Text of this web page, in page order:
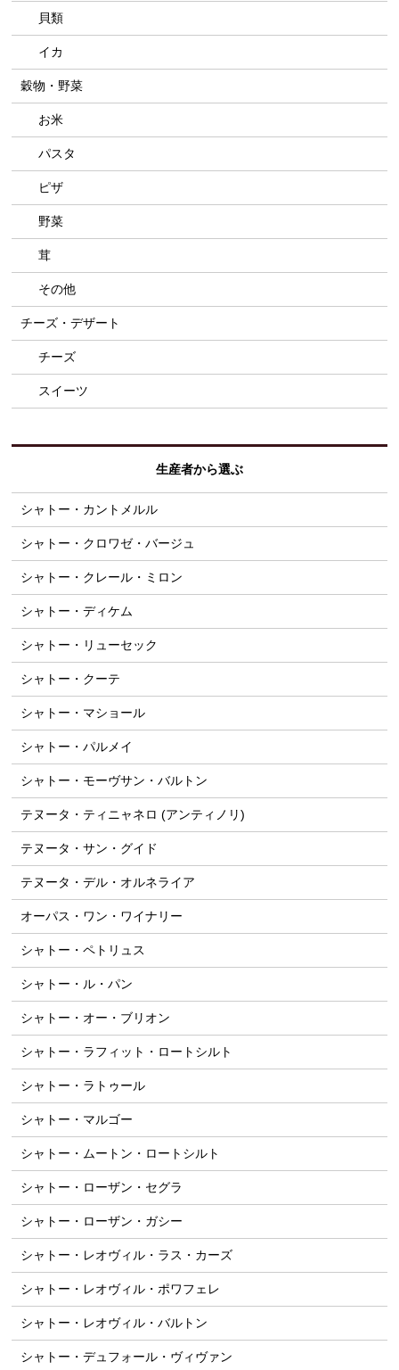
貝類
イカ
穀物・野菜
お米
パスタ
ピザ
野菜
茸
その他
チーズ・デザート
チーズ
スイーツ
生産者から選ぶ
シャトー・カントメルル
シャトー・クロワゼ・バージュ
シャトー・クレール・ミロン
シャトー・ディケム
シャトー・リューセック
シャトー・クーテ
シャトー・マショール
シャトー・パルメイ
シャトー・モーヴサン・バルトン
テヌータ・ティニャネロ (アンティノリ)
テヌータ・サン・グイド
テヌータ・デル・オルネライア
オーパス・ワン・ワイナリー
シャトー・ペトリュス
シャトー・ル・パン
シャトー・オー・ブリオン
シャトー・ラフィット・ロートシルト
シャトー・ラトゥール
シャトー・マルゴー
シャトー・ムートン・ロートシルト
シャトー・ローザン・セグラ
シャトー・ローザン・ガシー
シャトー・レオヴィル・ラス・カーズ
シャトー・レオヴィル・ポワフェレ
シャトー・レオヴィル・バルトン
シャトー・デュフォール・ヴィヴァン